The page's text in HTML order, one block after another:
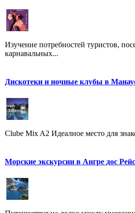
Изучение потребностей туристов,
карнавальных...
Дискотеки и ночные клубы в
Clube Mix A2 Идеалное место для
Морские экскурсии в Ангре дос Рейс